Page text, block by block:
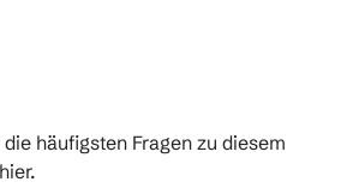
häufigsten Fragen zu diesem